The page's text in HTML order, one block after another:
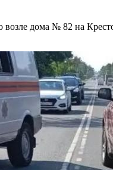
дома № 82 на